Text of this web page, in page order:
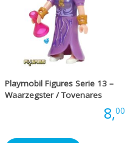
Playmobil Figures Serie 13 –
Waarzegster / Tovenares
8,00